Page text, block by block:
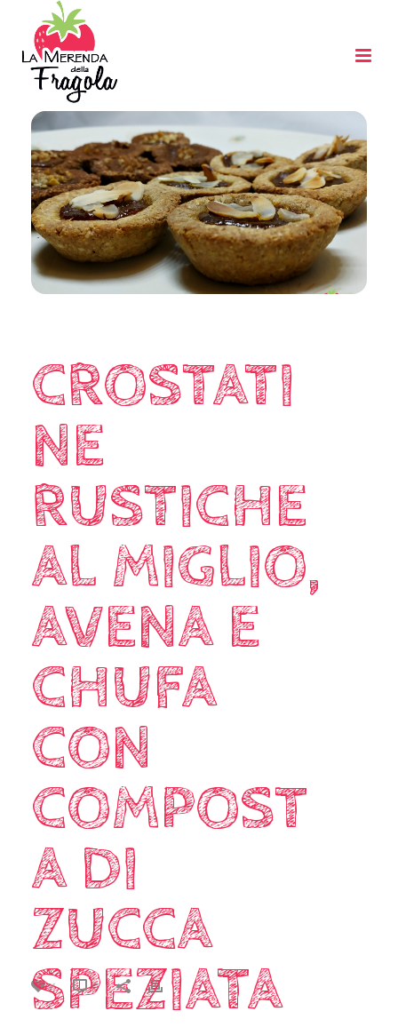
CROSTATI
NE
RUSTICHE
AL MIGLIO,
AVENA E
CHUFA
CON
COMPOST
A DI
ZUCCA
SPEZIATA
21 0